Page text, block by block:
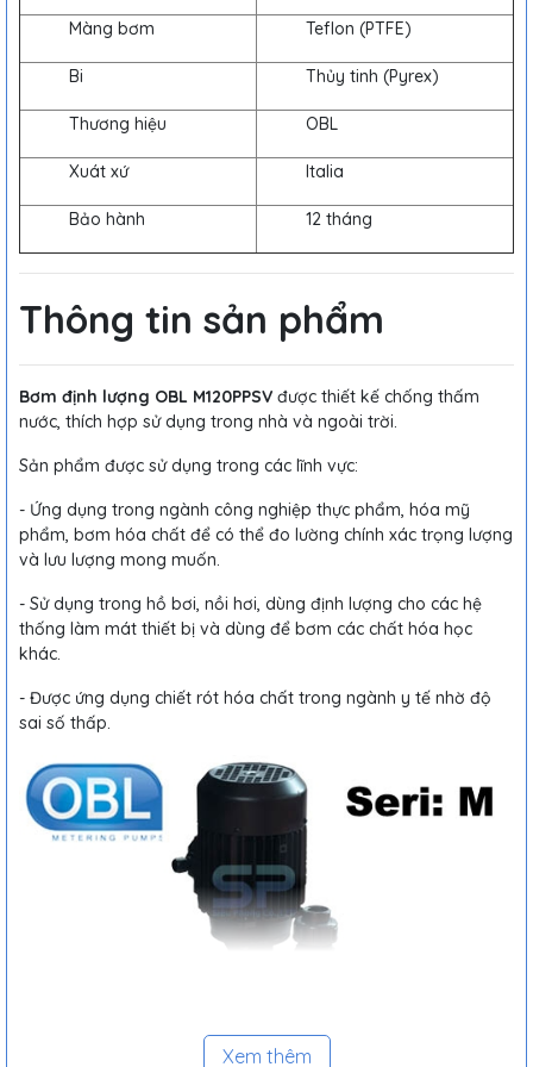
Màng bơm Teflon (PTFE)
Bi Thủy tinh (Pyrex)
Thương hiệu OBL
Xuát xứ Italia
Bảo hành 12 tháng
Thông tin sản phẩm
Bơm định lượng OBL M120PPSV được thiết kế chống thấm
nước, thích hợp sử dụng trong nhà và ngoài trời.
Sản phẩm được sử dụng trong các lĩnh vực:
- Ứng dụng trong ngành công nghiệp thực phẩm, hóa mỹ
phẩm, bơm hóa chất để có thể đo lường chính xác trọng lượng
và lưu lượng mong muốn.
- Sử dụng trong hồ bơi, nồi hơi, dùng định lượng cho các hệ
thống làm mát thiết bị và dùng để bơm các chất hóa học
khác.
- Được ứng dụng chiết rót hóa chất trong ngành y tế nhờ độ
sai số thấp.
Xem thêm